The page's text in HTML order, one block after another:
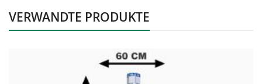
VERWANDTE PRODUKTE